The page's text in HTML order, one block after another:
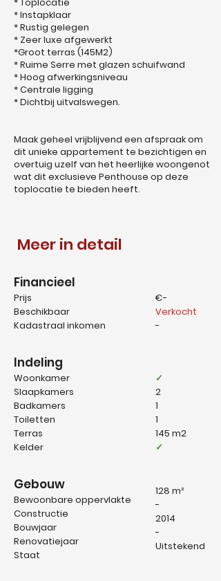
* Instapklaar
* Rustig gelegen
* Zeer luxe afgewerkt
*Groot terras (145M2)
* Ruime Serre met glazen schuifwand
* Hoog afwerkingsniveau
* Centrale ligging
* Dichtbij uitvalswegen.
Maak geheel vrijblijvend een afspraak om
dit unieke appartement te bezichtigen en
overtuig uzelf van het heerlijke woongenot
wat dit exclusieve Penthouse op deze
toplocatie te bieden heeft.
Meer in detail
Financieel
Prijs
Beschikbaar
Kadastraal inkomen
€-
Verkocht
-
Indeling
Woonkamer
Slaapkamers
Badkamers
Toiletten
Terras
Kelder
✓
2
1
1
145 m2
✓
Gebouw
Bewoonbare oppervlakte
Constructie
Bouwjaar
Renovatiejaar
Staat
128 m²
-
2014
-
Uitstekend